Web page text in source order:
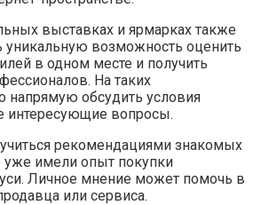
выставках и ярмарках также
уникальную возможность оценить
в одном месте и получить
На таких
напрямую обсудить условия
интересующие вопросы.
рекомендациями знакомых
уже имели опыт покупки
Личное мнение может помочь в
или сервиса.